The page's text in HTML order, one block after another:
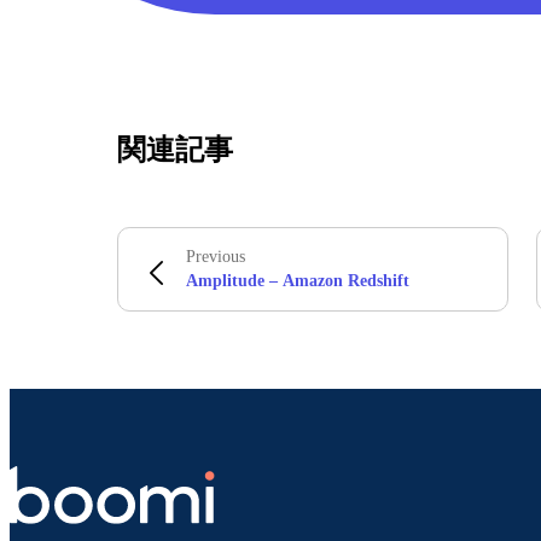
関連記事
Previous
Amplitude – Amazon Redshift